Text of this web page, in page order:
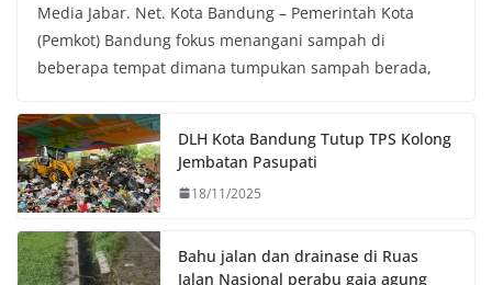
c
e
b
o
k
i
t
t
r
a
t
s
p
p
p
y
L
n
k
Media Jabar. Net. Kota Bandung – Pemerintah Kota
(Pemkot) Bandung fokus menangani sampah di
beberapa tempat dimana tumpukan sampah berada,
DLH Kota Bandung Tutup TPS Kolong
Jembatan Pasupati
18/11/2025
Bahu jalan dan drainase di Ruas
Jalan Nasional perabu gaja agung